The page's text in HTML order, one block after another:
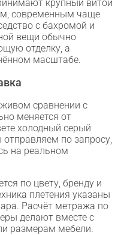
крупный витой
современным чаще
с бахромой и
вещи обычно
отделку, а
масштабе.
сравнении с
меняется от
холодный серый
по запросу,
на реальном
по цвету, бренду и
плетения указаны
Расчёт метража по
делают вместе с
размерам мебели.